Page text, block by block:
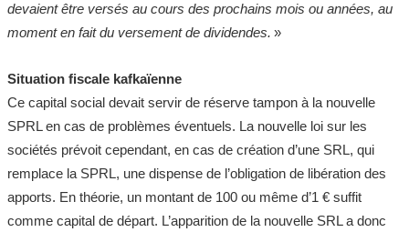
devaient être versés au cours des prochains mois ou années, au
moment en fait du versement de dividendes. »
Situation fiscale kafkaïenne
Ce capital social devait servir de réserve tampon à la nouvelle
SPRL en cas de problèmes éventuels. La nouvelle loi sur les
sociétés prévoit cependant, en cas de création d’une SRL, qui
remplace la SPRL, une dispense de l’obligation de libération des
apports. En théorie, un montant de 100 ou même d’1 € suffit
comme capital de départ. L’apparition de la nouvelle SRL a donc